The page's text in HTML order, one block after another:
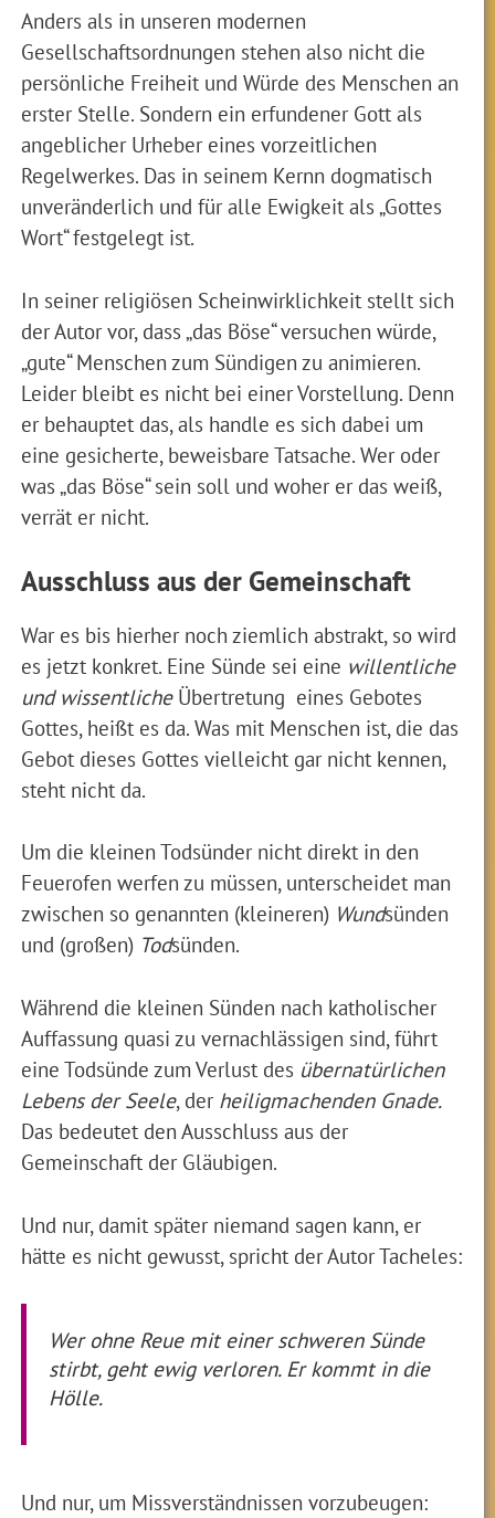
Anders als in unseren modernen
Gesellschaftsordnungen stehen also nicht die
persönliche Freiheit und Würde des Menschen an
erster Stelle. Sondern ein erfundener Gott als
angeblicher Urheber eines vorzeitlichen
Regelwerkes. Das in seinem Kernn dogmatisch
unveränderlich und für alle Ewigkeit als „Gottes
Wort“ festgelegt ist.
In seiner religiösen Scheinwirklichkeit stellt sich
der Autor vor, dass „das Böse“ versuchen würde,
„gute“ Menschen zum Sündigen zu animieren.
Leider bleibt es nicht bei einer Vorstellung. Denn
er behauptet das, als handle es sich dabei um
eine gesicherte, beweisbare Tatsache. Wer oder
was „das Böse“ sein soll und woher er das weiß,
verrät er nicht.
Ausschluss aus der Gemeinschaft
War es bis hierher noch ziemlich abstrakt, so wird
es jetzt konkret. Eine Sünde sei eine willentliche
und wissentlicheÜbertretung eines Gebotes
Gottes, heißt es da. Was mit Menschen ist, die das
Gebot dieses Gottes vielleicht gar nicht kennen,
steht nicht da.
Um die kleinen Todsünder nicht direkt in den
Feuerofen werfen zu müssen, unterscheidet man
zwischen so genannten (kleineren) Wundsünden
und (großen) Todsünden.
Während die kleinen Sünden nach katholischer
Auffassung quasi zu vernachlässigen sind, führt
eine Todsünde zum Verlust des übernatürlichen
Lebens der Seele, der heiligmachenden Gnade.
Das bedeutet den Ausschluss aus der
Gemeinschaft der Gläubigen.
Und nur, damit später niemand sagen kann, er
hätte es nicht gewusst, spricht der Autor Tacheles:
Wer ohne Reue mit einer schweren Sünde
stirbt, geht ewig verloren. Er kommt in die
Hölle.
Und nur, um Missverständnissen vorzubeugen: